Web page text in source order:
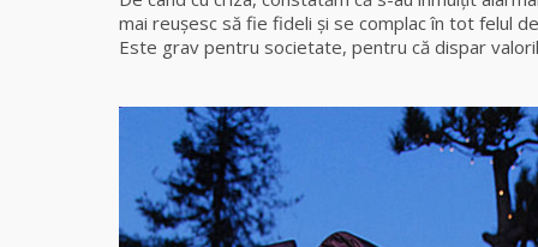
mai reuşesc să fie fideli şi se complac în tot felul
Este grav pentru societate, pentru că dispar